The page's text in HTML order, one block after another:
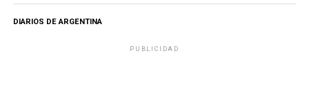
DIARIOS DE ARGENTINA
PUBLICIDAD